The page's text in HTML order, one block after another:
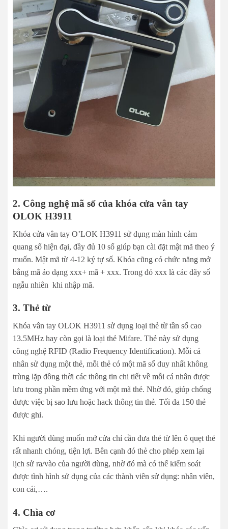
2. Công nghệ mã số của khóa cửa vân tay
OLOK H3911
Khóa cửa vân tay O’LOK H3911 sử dụng màn hình cảm
quang số hiện đại, đầy đủ 10 số giúp bạn cài đặt mật mã theo ý
muốn. Mật mã từ 4-12 ký tự số. Khóa cũng có chức năng mở
bằng mã ảo dạng xxx+ mã + xxx. Trong đó xxx là các dãy số
ngẫu nhiên khi nhập mã.
3. Thẻ từ
Khóa vân tay OLOK H3911 sử dụng loại thẻ từ tần số cao
13.5MHz hay còn gọi là loại thẻ Mifare. Thẻ này sử dụng
công nghệ RFID (Radio Frequency Identification). Mỗi cá
nhân sử dụng một thẻ, mỗi thẻ có một mã số duy nhất không
trùng lặp đồng thời các thông tin chi tiết về mỗi cá nhân được
lưu trong phần mềm ứng với một mã thẻ. Nhờ đó, giúp chống
được việc bị sao lưu hoặc hack thông tin thẻ. Tối đa 150 thẻ
được ghi.
Khi người dùng muốn mở cửa chỉ cần đưa thẻ từ lên ô quẹt thẻ
rất nhanh chóng, tiện lợi. Bên cạnh đó thẻ cho phép xem lại
lịch sử ra/vào của người dùng, nhờ đó mà có thể kiểm soát
được tình hình sử dụng của các thành viên sử dụng: nhân viên,
con cái,….
4. Chìa cơ